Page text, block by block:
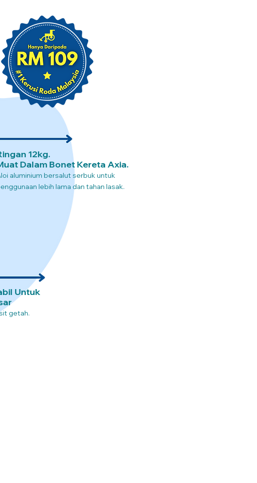
Untuk
getah.
12kg.
Dalam Bonet Kereta Axia.
aluminium bersalut serbuk untuk
lebih lama dan tahan lasak.